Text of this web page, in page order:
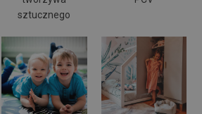
sztucznego